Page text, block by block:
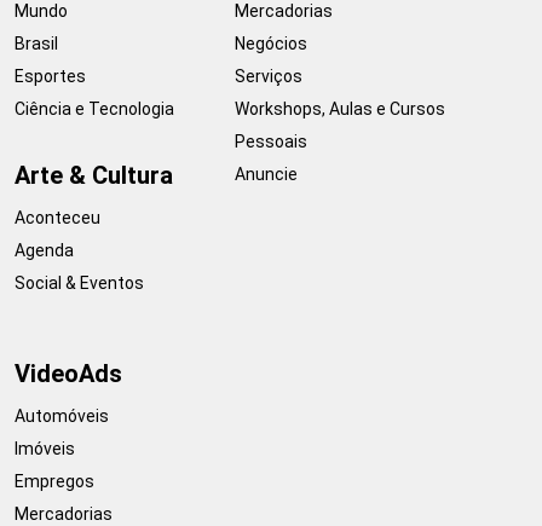
Mundo
Brasil
Esportes
Ciência e Tecnologia
Arte & Cultura
Aconteceu
Agenda
Social & Eventos
Mercadorias
Negócios
Serviços
Workshops, Aulas e Cursos
Pessoais
Anuncie
VideoAds
Automóveis
Imóveis
Empregos
Mercadorias